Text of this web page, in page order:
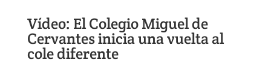
Vídeo: El Colegio Miguel de
Cervantes inicia una vuelta al
cole diferente